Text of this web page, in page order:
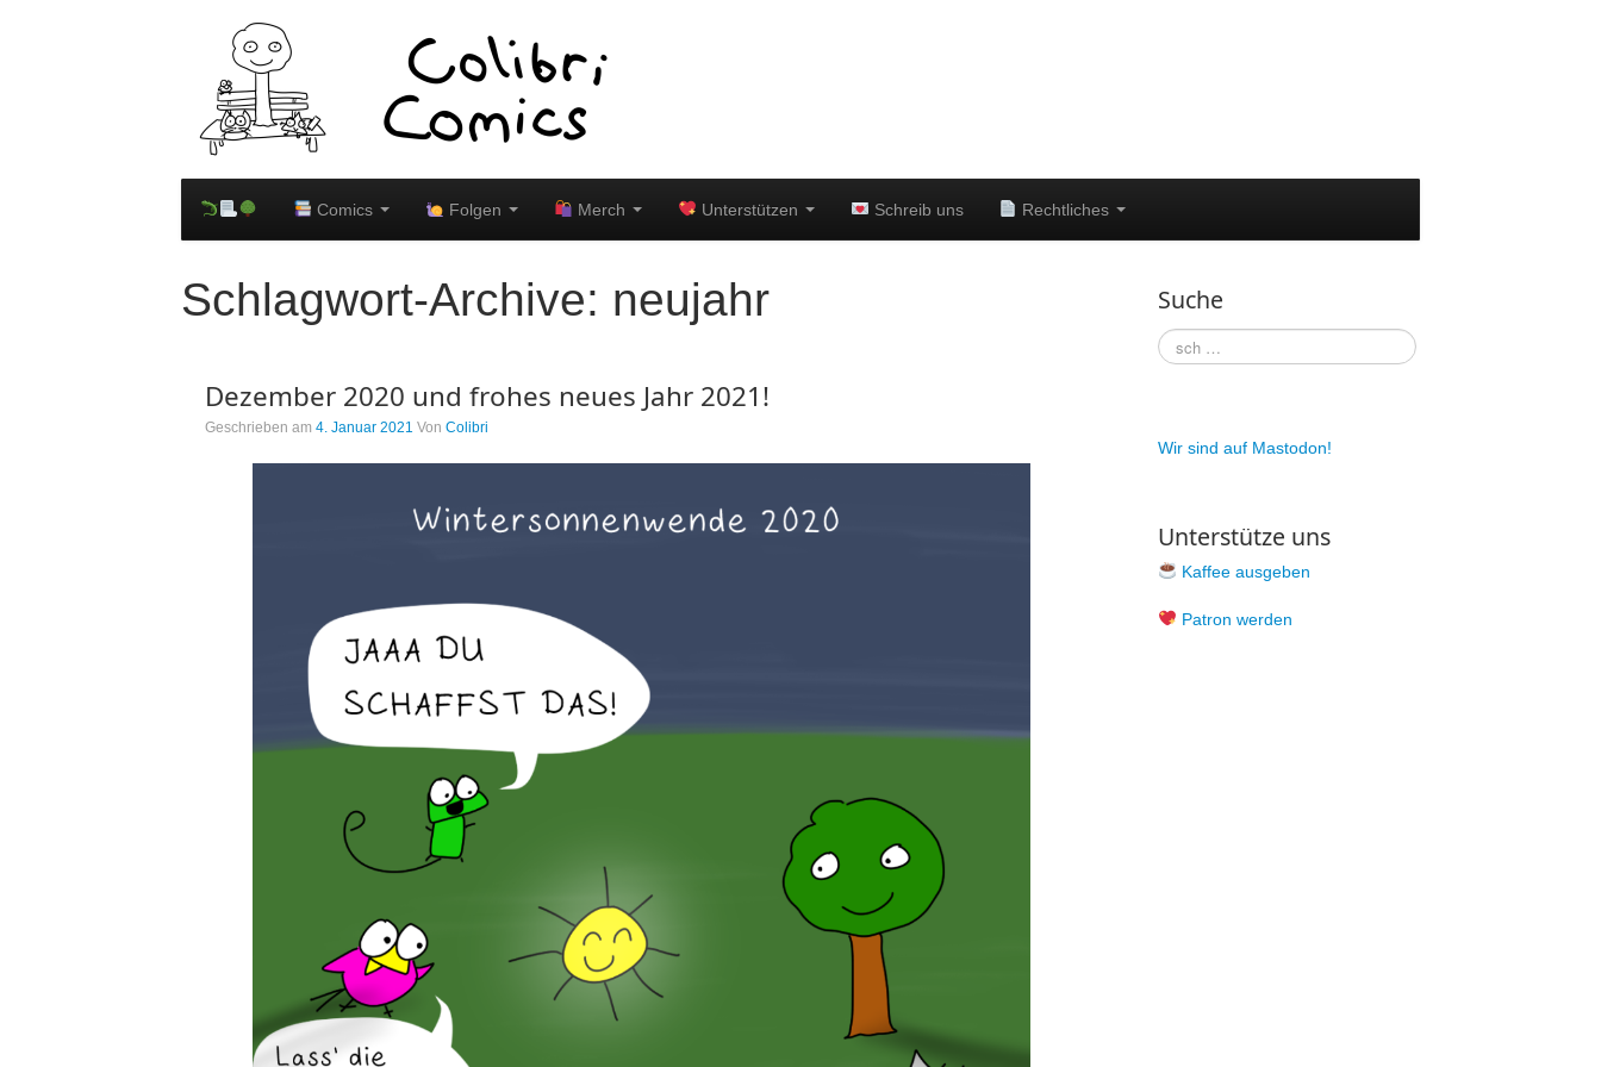
Comics Folgen Merch Unterstützen Schreib uns Rechtliches
Schlagwort-Archive: neujahr
Dezember 2020 und frohes neues Jahr 2021!
Geschrieben am 4. Januar 2021 Von Colibri
Suche
Wir sind auf Mastodon!
Unterstütze uns
Kaffee ausgeben
Patron werden